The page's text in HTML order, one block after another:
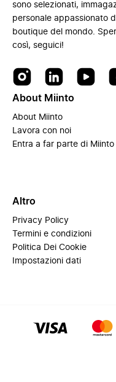
sono selezionati,
personale appassionato
boutique del mondo.
così, seguici!
About Miinto
About Miinto
Lavora con noi
Entra a far parte di Miinto
Altro
Privacy Policy
Termini e condizioni
Politica Dei Cookie
Impostazioni dati